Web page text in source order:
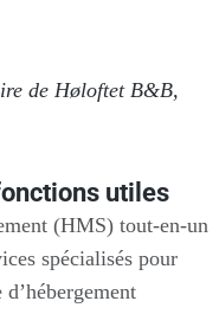
de Høloftet B&B,
utiles
(HMS) tout-en-un
spécialisés pour